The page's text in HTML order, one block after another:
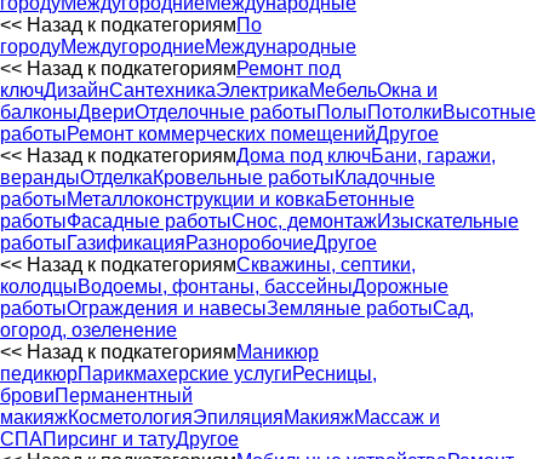
<< Назад к подкатегориямПо
городуМеждугородниеМеждународные
<< Назад к подкатегориямРемонт под
ключДизайнСантехникаЭлектрикаМебельОкна и
балконыДвериОтделочные работыПолыПотолкиВысотные
работыРемонт коммерческих помещенийДругое
<< Назад к подкатегориямДома под ключБани, гаражи,
верандыОтделкаКровельные работыКладочные
работыМеталлоконструкции и ковкаБетонные
работыФасадные работыСнос, демонтажИзыскательные
работыГазификацияРазноробочиеДругое
<< Назад к подкатегориямСкважины, септики,
колодцыВодоемы, фонтаны, бассейныДорожные
работыОграждения и навесыЗемляные работыСад,
огород, озеленение
<< Назад к подкатегориямМаникюр
педикюрПарикмахерские услугиРесницы,
бровиПерманентный
макияжКосметологияЭпиляцияМакияжМассаж и
СПАПирсинг и татуДругое